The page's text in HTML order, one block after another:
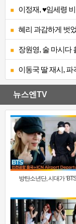
이정재, ♥임세령
혜리 과감하게 벗
장원영, 술 마시다
이동국 딸 재시,
뉴스엔TV
방탄소년단, 시대가